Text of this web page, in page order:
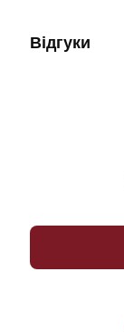
Відгуки